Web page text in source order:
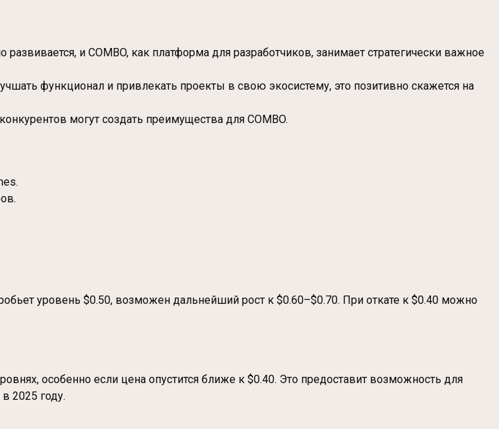
и COMBO, как платформа для разработчиков, занимает стратегически важное
функционал и привлекать проекты в свою экосистему, это позитивно скажется на
могут создать преимущества для COMBO.
уровень $0.50, возможен дальнейший рост к $0.60–$0.70. При откате к $0.40 можно
особенно если цена опустится ближе к $0.40. Это предоставит возможность для
2025 году.